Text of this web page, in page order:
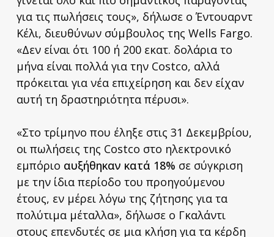
για τις πωλήσεις τους», δήλωσε ο Έντουαρντ
Κέλι, διευθύνων σύμβουλος της Wells Fargo.
«Δεν είναι ότι 100 ή 200 εκατ. δολάρια το
μήνα είναι πολλά για την Costco, αλλά
πρόκειται για νέα επιχείρηση και δεν είχαν
αυτή τη δραστηριότητα πέρυσι».
«Στο τρίμηνο που έληξε στις 31 Δεκεμβρίου,
οι πωλήσεις της Costco στο ηλεκτρονικό
εμπόριο αυξήθηκαν κατά 18% σε σύγκριση
με την ίδια περίοδο του προηγούμενου
έτους, εν μέρει λόγω της ζήτησης για τα
πολύτιμα μέταλλα», δήλωσε ο Γκαλάντι
στους επενδυτές σε μια κλήση για τα κέρδη